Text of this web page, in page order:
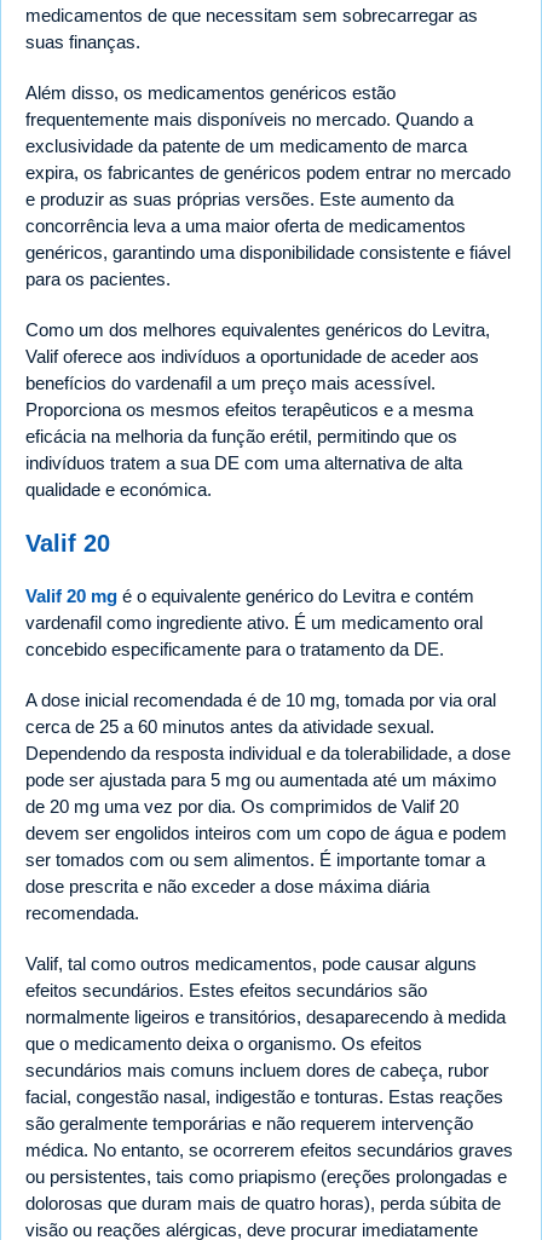
medicamentos de que necessitam sem sobrecarregar as
suas finanças.
Além disso, os medicamentos genéricos estão
frequentemente mais disponíveis no mercado. Quando a
exclusividade da patente de um medicamento de marca
expira, os fabricantes de genéricos podem entrar no mercado
e produzir as suas próprias versões. Este aumento da
concorrência leva a uma maior oferta de medicamentos
genéricos, garantindo uma disponibilidade consistente e fiável
para os pacientes.
Como um dos melhores equivalentes genéricos do Levitra,
Valif oferece aos indivíduos a oportunidade de aceder aos
benefícios do vardenafil a um preço mais acessível.
Proporciona os mesmos efeitos terapêuticos e a mesma
eficácia na melhoria da função erétil, permitindo que os
indivíduos tratem a sua DE com uma alternativa de alta
qualidade e económica.
Valif 20
Valif 20 mg é o equivalente genérico do Levitra e contém
vardenafil como ingrediente ativo. É um medicamento oral
concebido especificamente para o tratamento da DE.
A dose inicial recomendada é de 10 mg, tomada por via oral
cerca de 25 a 60 minutos antes da atividade sexual.
Dependendo da resposta individual e da tolerabilidade, a dose
pode ser ajustada para 5 mg ou aumentada até um máximo
de 20 mg uma vez por dia. Os comprimidos de Valif 20
devem ser engolidos inteiros com um copo de água e podem
ser tomados com ou sem alimentos. É importante tomar a
dose prescrita e não exceder a dose máxima diária
recomendada.
Valif, tal como outros medicamentos, pode causar alguns
efeitos secundários. Estes efeitos secundários são
normalmente ligeiros e transitórios, desaparecendo à medida
que o medicamento deixa o organismo. Os efeitos
secundários mais comuns incluem dores de cabeça, rubor
facial, congestão nasal, indigestão e tonturas. Estas reações
são geralmente temporárias e não requerem intervenção
médica. No entanto, se ocorrerem efeitos secundários graves
ou persistentes, tais como priapismo (ereções prolongadas e
dolorosas que duram mais de quatro horas), perda súbita de
visão ou reações alérgicas, deve procurar imediatamente